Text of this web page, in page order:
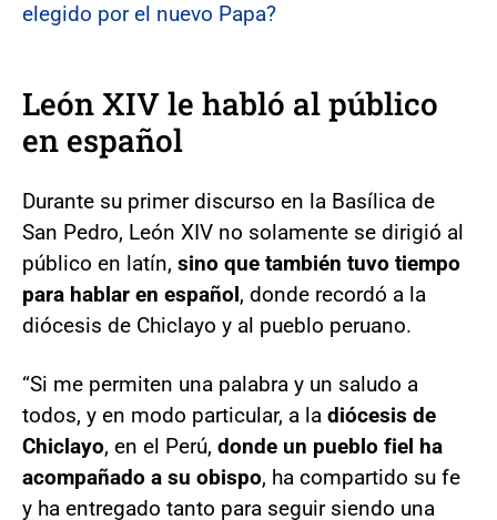
elegido por el nuevo Papa?
León XIV le habló al público
en español
Durante su primer discurso en la Basílica de
San Pedro, León XIV no solamente se dirigió al
público en latín, sino que también tuvo tiempo
para hablar en español, donde recordó a la
diócesis de Chiclayo y al pueblo peruano.
“Si me permiten una palabra y un saludo a
todos, y en modo particular, a la diócesis de
Chiclayo, en el Perú, donde un pueblo fiel ha
acompañado a su obispo, ha compartido su fe
y ha entregado tanto para seguir siendo una